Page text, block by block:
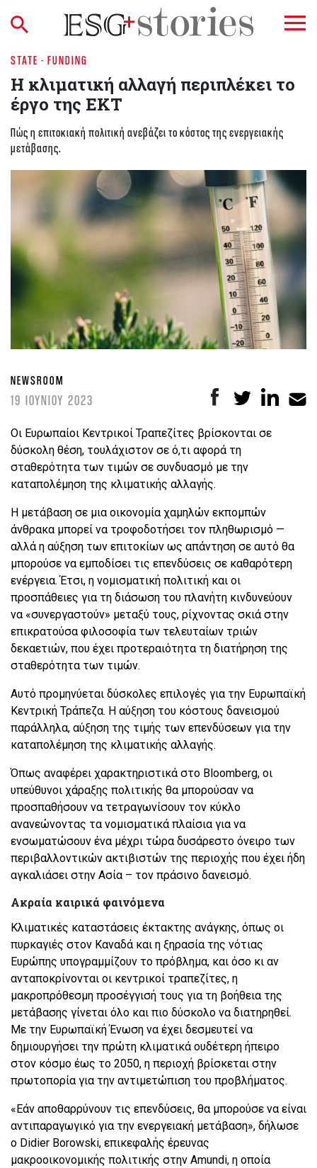
STATE - FUNDING
Η κλιματική αλλαγή περιπλέκει το
έργο της ΕΚΤ
Πώς η επιτοκιακή πολιτική ανεβάζει το κόστος της ενεργειακής
μετάβασης.
NEWSROOM
19 ΙΟΥΝΙΟΥ 2023
Οι Ευρωπαίοι Κεντρικοί Τραπεζίτες βρίσκονται σε
δύσκολη θέση, τουλάχιστον σε ό,τι αφορά τη
σταθερότητα των τιμών σε συνδυασμό με την
καταπολέμηση της κλιματικής αλλαγής.
Η μετάβαση σε μια οικονομία χαμηλών εκπομπών
άνθρακα μπορεί να τροφοδοτήσει τον πληθωρισμό —
αλλά η αύξηση των επιτοκίων ως απάντηση σε αυτό θα
μπορούσε να εμποδίσει τις επενδύσεις σε καθαρότερη
ενέργεια. Έτσι, η νομισματική πολιτική και οι
προσπάθειες για τη διάσωση του πλανήτη κινδυνεύουν
να «συνεργαστούν» μεταξύ τους, ρίχνοντας σκιά στην
επικρατούσα φιλοσοφία των τελευταίων τριών
δεκαετιών, που έχει προτεραιότητα τη διατήρηση της
σταθερότητα των τιμών.
Αυτό προμηνύεται δύσκολες επιλογές για την Ευρωπαϊκή
Κεντρική Τράπεζα. Η αύξηση του κόστους δανεισμού
παράλληλα, αύξηση της τιμής των επενδύσεων για την
καταπολέμηση της κλιματικής αλλαγής.
Όπως αναφέρει χαρακτηριστικά στο Bloomberg, οι
υπεύθυνοι χάραξης πολιτικής θα μπορούσαν να
προσπαθήσουν να τετραγωνίσουν τον κύκλο
ανανεώνοντας τα νομισματικά πλαίσια για να
ενσωματώσουν ένα μέχρι τώρα δυσάρεστο όνειρο των
περιβαλλοντικών ακτιβιστών της περιοχής που έχει ήδη
αγκαλιάσει στην Ασία – τον πράσινο δανεισμό.
Ακραία καιρικά φαινόμενα
Κλιματικές καταστάσεις έκτακτης ανάγκης, όπως οι
πυρκαγιές στον Καναδά και η ξηρασία της νότιας
Ευρώπης υπογραμμίζουν το πρόβλημα, και όσο κι αν
ανταποκρίνονται οι κεντρικοί τραπεζίτες, η
μακροπρόθεσμη προσέγγισή τους για τη βοήθεια της
μετάβασης γίνεται όλο και πιο δύσκολο να διατηρηθεί.
Με την Ευρωπαϊκή Ένωση να έχει δεσμευτεί να
δημιουργήσει την πρώτη κλιματικά ουδέτερη ήπειρο
στον κόσμο έως το 2050, η περιοχή βρίσκεται στην
πρωτοπορία για την αντιμετώπιση του προβλήματος.
«Εάν αποθαρρύνουν τις επενδύσεις, θα μπορούσε να είναι
αντιπαραγωγικό για την ενεργειακή μετάβαση», δήλωσε
ο Didier Borowski, επικεφαλής έρευνας
μακροοικονομικής πολιτικής στην Amundi, η οποία